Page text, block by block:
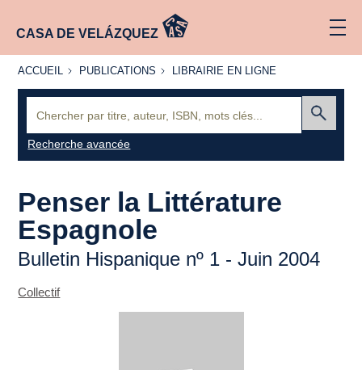
CASA DE VELÁZQUEZ
ACCUEIL
ACCUEIL PUBLICATIONS
PUBLICATIONS
LIBRAIRIE
LIBRAIRIE EN LIGNE
Recherche avancée
Penser la Littérature
Espagnole
Bulletin Hispanique nº 1 - Juin 2004
Collectif